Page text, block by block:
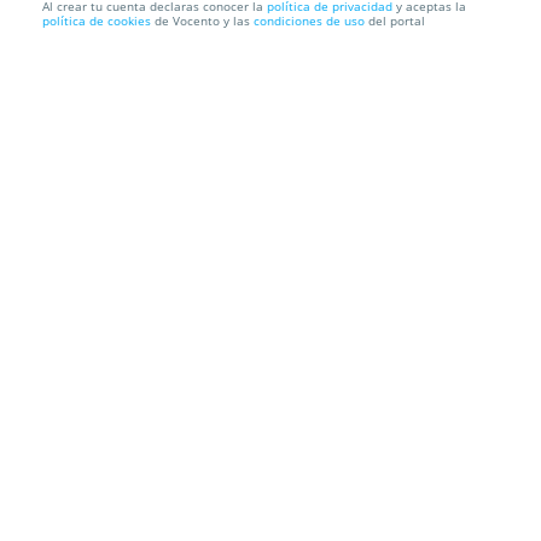
Entradas Rafael: el joven prodigio
Al crear tu cuenta declaras conocer la política de privacidad y aceptas la
política de cookies de Vocento y las condiciones de uso del portal